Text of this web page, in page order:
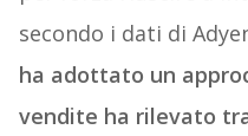
secondo i dati di
ha adottato un
vendite ha rilevato